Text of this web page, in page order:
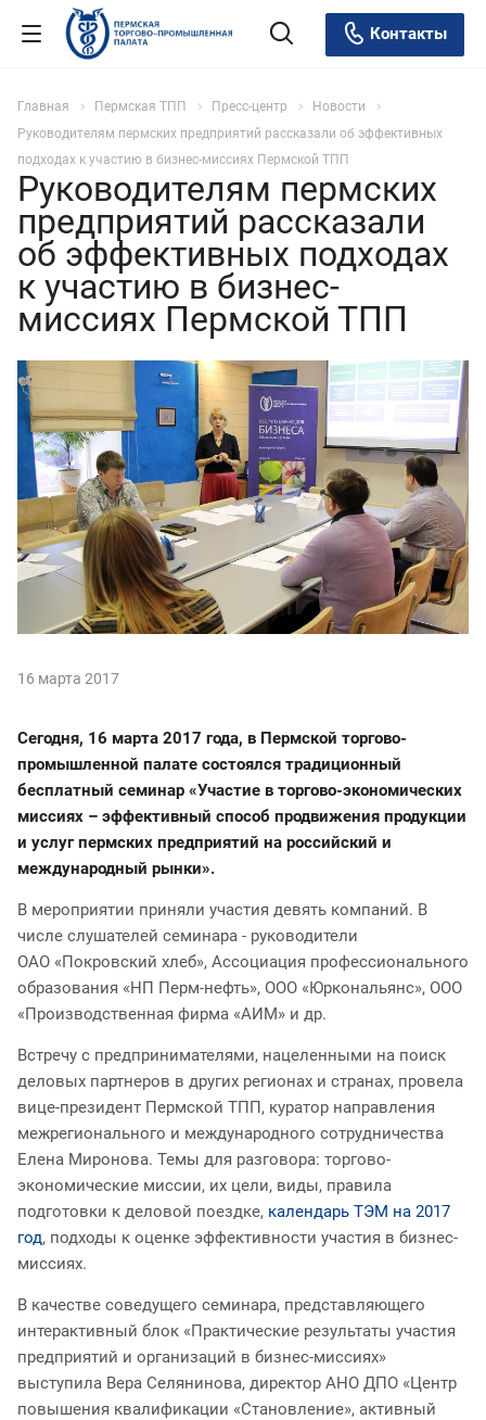
Контакты
Главная Пермская ТПП Пресс-центр
Новости
Руководителям пермских предприятий рассказали об эффективных
подходах к участию в бизнес-миссиях Пермской ТПП
Руководителям пермских
предприятий рассказали
об эффективных подходах
к участию в бизнес-
миссиях Пермской ТПП
16 марта 2017
Сегодня, 16 марта 2017 года, в Пермской торгово-
промышленной палате состоялся традиционный
бесплатный семинар «Участие в торгово-экономических
миссиях – эффективный способ продвижения продукции
и услуг пермских предприятий на российский и
международный рынки».
В мероприятии приняли участия девять компаний. В
числе слушателей семинара - руководители
ОАО «Покровский хлеб», Ассоциация профессионального
образования «НП Перм-нефть», ООО «Юркональянс», ООО
«Производственная фирма «АИМ» и др.
Встречу с предпринимателями, нацеленными на поиск
деловых партнеров в других регионах и странах, провела
вице-президент Пермской ТПП, куратор направления
межрегионального и международного сотрудничества
Елена Миронова. Темы для разговора: торгово-
экономические миссии, их цели, виды, правила
подготовки к деловой поездке, календарь ТЭМ на 2017
год, подходы к оценке эффективности участия в бизнес-
миссиях.
В качестве соведущего семинара, представляющего
интерактивный блок «Практические результаты участия
предприятий и организаций в бизнес-миссиях»
выступила Вера Селянинова, директор АНО ДПО «Центр
повышения квалификации «Становление», активный